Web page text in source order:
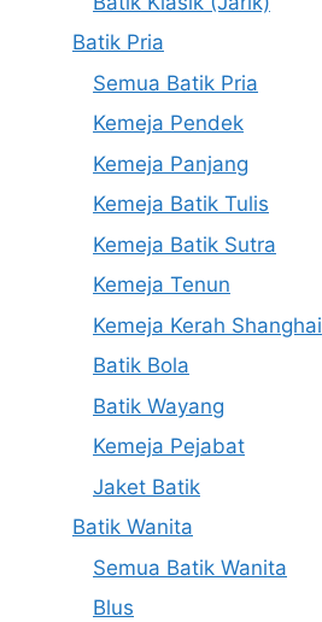
Batik Pria
Semua Batik Pria
Kemeja Pendek
Kemeja Panjang
Kemeja Batik Tulis
Kemeja Batik Sutra
Kemeja Tenun
Kemeja Kerah Shanghai
Batik Bola
Batik Wayang
Kemeja Pejabat
Jaket Batik
Batik Wanita
Semua Batik Wanita
Blus